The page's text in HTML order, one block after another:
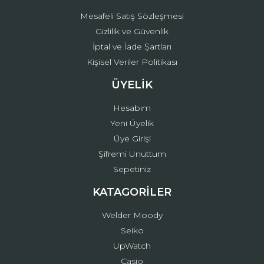
Mesafeli Satış Sözleşmesi
Gizlilik ve Güvenlik
İptal ve İade Şartları
Kişisel Veriler Politikası
ÜYELİK
Hesabım
Yeni Üyelik
Üye Girişi
Şifremi Unuttum
Sepetiniz
KATAGORİLER
Welder Moody
Seiko
UpWatch
Casio